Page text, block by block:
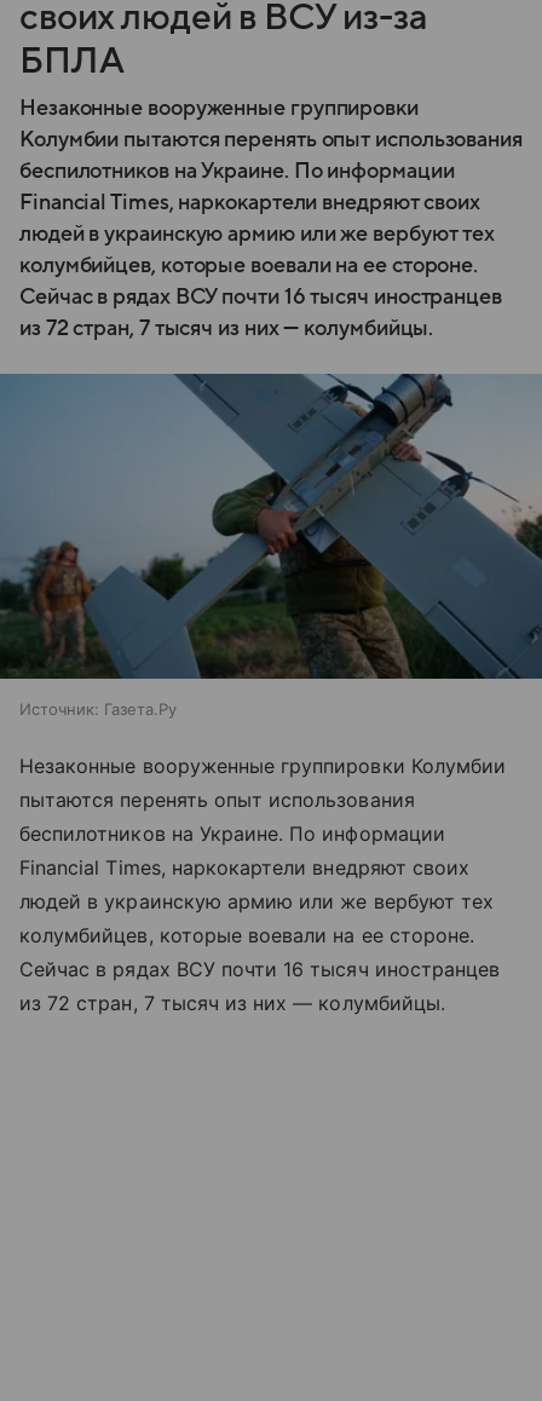
своих людей в ВСУ из-за
БПЛА
Незаконные вооруженные группировки
Колумбии пытаются перенять опыт использования
беспилотников на Украине. По информации
Financial Times, наркокартели внедряют своих
людей в украинскую армию или же вербуют тех
колумбийцев, которые воевали на ее стороне.
Сейчас в рядах ВСУ почти 16 тысяч иностранцев
из 72 стран, 7 тысяч из них — колумбийцы.
Источник: Газета.Ру
Незаконные вооруженные группировки Колумбии
пытаются перенять опыт использования
беспилотников на Украине. По информации
Financial Times, наркокартели внедряют своих
людей в украинскую армию или же вербуют тех
колумбийцев, которые воевали на ее стороне.
Сейчас в рядах ВСУ почти 16 тысяч иностранцев
из 72 стран, 7 тысяч из них — колумбийцы.